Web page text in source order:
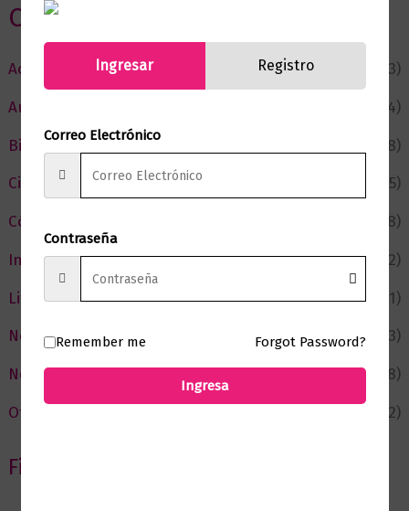
Categorias
Actualidad
(53)
Autor del Mes
(4)
Bienestar
(228)
Ciencia y Conocimiento
(75)
Cómic y Fantasía
(88)
Infantil y Juvenil
(212)
Literatura
(371)
Negocios
(43)
Novedades
(108)
Ofertas
(12)
Filtrar por Autor
Ingresar Registro
Correo Electrónico
Contraseña
Remember me Forgot Password?
Ingresa